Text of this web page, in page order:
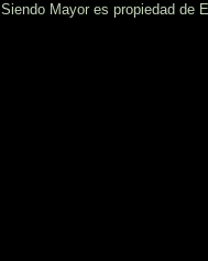
Siendo Mayor es propiedad de